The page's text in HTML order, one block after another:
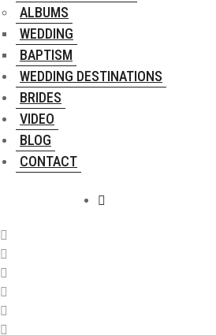
ALBUMS
WEDDING
BAPTISM
WEDDING DESTINATIONS
BRIDES
VIDEO
BLOG
CONTACT